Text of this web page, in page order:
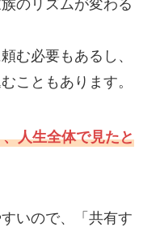
のリズムが変わる
む必要もあるし、
こともあります。
人生全体で見たと
いので、「共有す